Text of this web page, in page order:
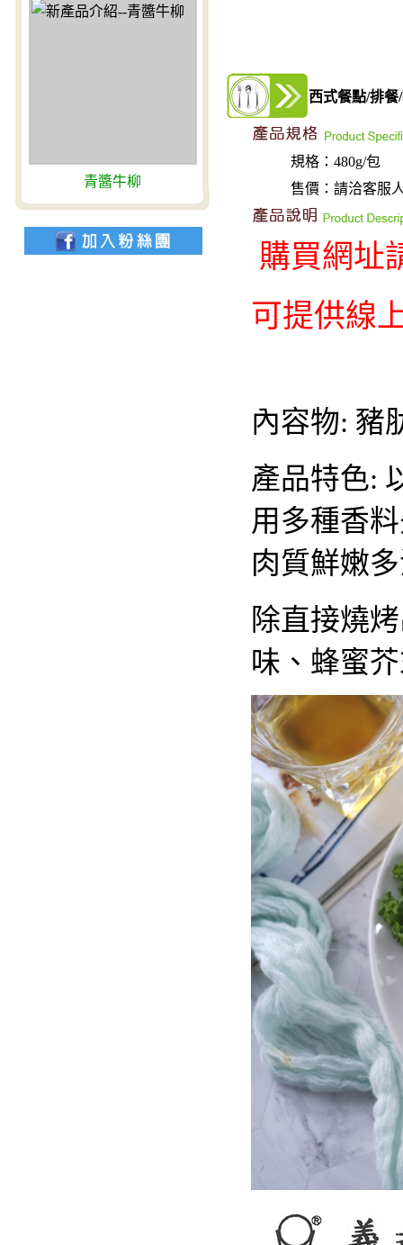
蜜汁大雞腿
西式餐點/排餐/
規格：480g/包
售價：請洽客服
購買網
可提供線
內容物: 豬
產品特色:
用多種香
肉質鮮嫩
除直接燒
味、蜂蜜